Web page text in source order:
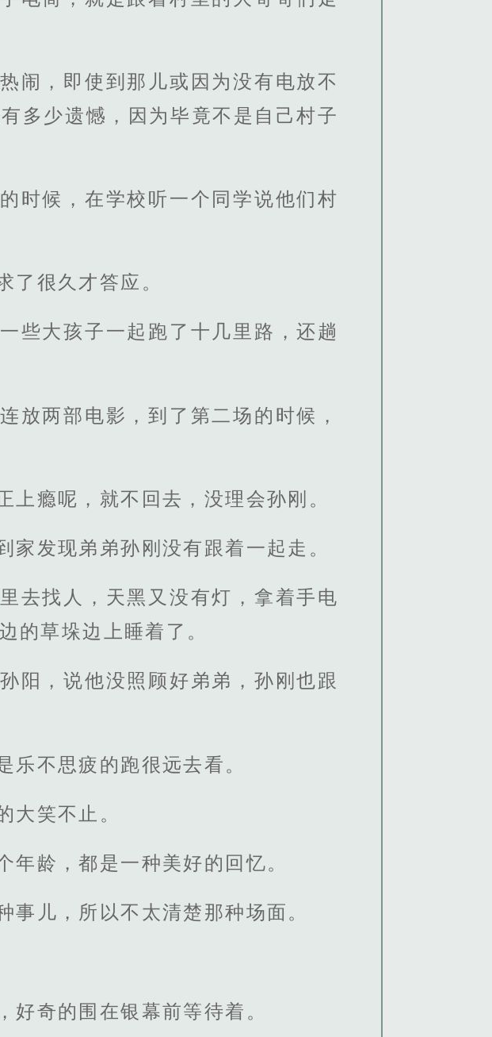
闹，即使到那儿或因为没有电放不
多少遗憾，因为毕竟不是自己村子
时候，在学校听一个同学说他们村
了很久才答应。
些大孩子一起跑了十几里路，还趟
放两部电影，到了第二场的时候，
瘾呢，就不回去，没理会孙刚。
发现弟弟孙刚没有跟着一起走。
去找人，天黑又没有灯，拿着手电
的草垛边上睡着了。
阳，说他没照顾好弟弟，孙刚也跟
乐不思疲的跑很远去看。
大笑不止。
龄，都是一种美好的回忆。
儿，所以不太清楚那种场面。
奇的围在银幕前等待着。